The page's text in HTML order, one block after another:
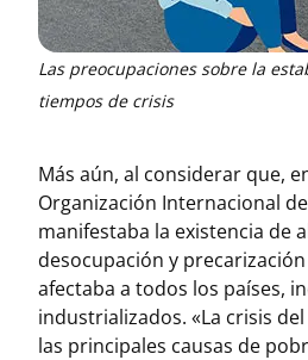
Las preocupaciones sobre la
tiempos de crisis
Más aún, al considerar que,
Organización Internacional
manifestaba la existencia de
desocupación y
afectaba a todos los países,
industrializados. «La crisis
las principales causas de